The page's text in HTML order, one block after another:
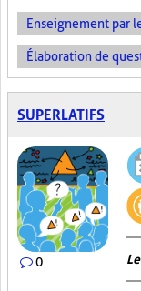
Enseignement par
Élaboration de
SUPERLATIFS
0